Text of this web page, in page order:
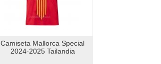
Camiseta Mallorca Special
2024-2025 Tailandia